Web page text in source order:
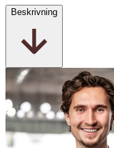
Beskrivning